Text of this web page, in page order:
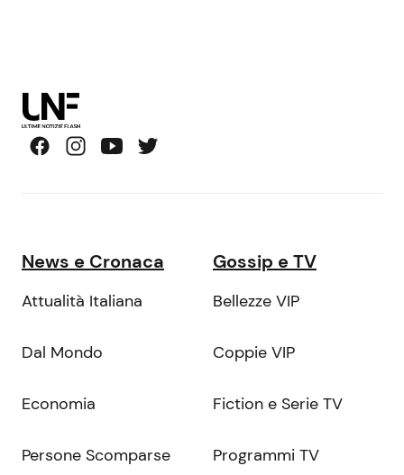
News e Cronaca
Attualità Italiana
Dal Mondo
Economia
Persone Scomparse
Gossip e TV
Bellezze VIP
Coppie VIP
Fiction e Serie TV
Programmi TV